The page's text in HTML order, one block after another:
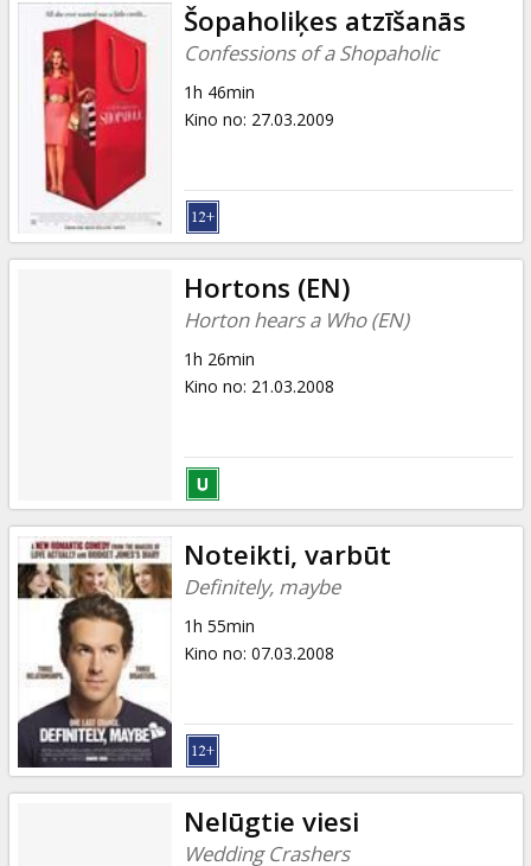
Šopaholiķes atzīšanās
Confessions of a Shopaholic
1h 46min
Kino no: 27.03.2009
Hortons (EN)
Horton hears a Who (EN)
1h 26min
Kino no: 21.03.2008
Noteikti, varbūt
Definitely, maybe
1h 55min
Kino no: 07.03.2008
Nelūgtie viesi
Wedding Crashers